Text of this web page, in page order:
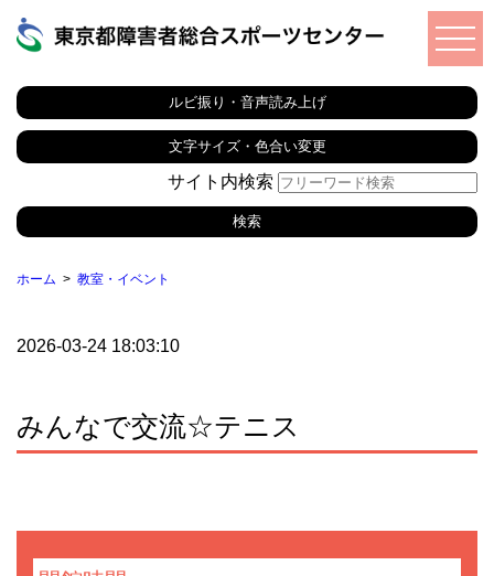
ルビ振り・音声読み上げ
文字サイズ・色合い変更
サイト内検索
ホーム 教室・イベント
2026-03-24 18:03:10
みんなで交流☆テニス